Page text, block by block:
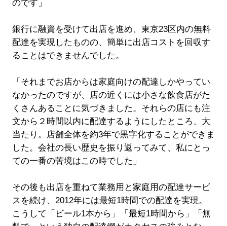
のです」
銀行に融資を受けて出店を進め、東京23区内の無料
配達を実現したものの、簡単に出店コストを回収す
ることはできませんでした。
「それまでお店からは家庭向けの配達しかやってい
なかったのですが、店の近くには小さな飲食店がた
くさんあることに気づきました。それらの店にも注
文から２時間以内に配達するようにしたところ、大
当たり。店舗全体を約3年で黒字化することができま
した。会社の長い歴史を振り返ってみて、私にとっ
ての一番の苦境はこの時でした」
その後も出店を重ねて業務用と家庭用の配達サービ
スを続け、2012年には最短1時間での配達を実現。
こうして「ビール1本から」「最短1時間から」「無